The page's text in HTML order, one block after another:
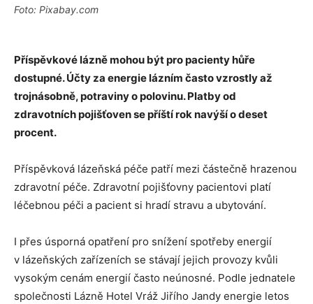
Foto: Pixabay.com
Příspěvkové lázně mohou být pro pacienty hůře
dostupné. Účty za energie lázním často vzrostly až
trojnásobně, potraviny o polovinu. Platby od
zdravotních pojišťoven se příští rok navýší o deset
procent.
Příspěvková lázeňská péče patří mezi částečně hrazenou
zdravotní péče. Zdravotní pojišťovny pacientovi platí
léčebnou péči a pacient si hradí stravu a ubytování.
I přes úsporná opatření pro snížení spotřeby energií
v lázeňských zařízeních se stávají jejich provozy kvůli
vysokým cenám energií často neúnosné. Podle jednatele
společnosti Lázně Hotel Vráž Jiřího Jandy energie letos